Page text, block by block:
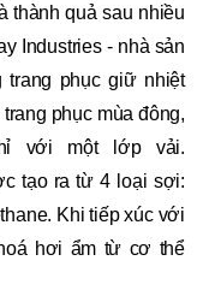
thành quả sau nhiều
Industries - nhà sản
phục giữ nhiệt
phục mùa đông,
với một lớp vải.
tạo ra từ 4 loại sợi:
Khi tiếp xúc với
hơi ẩm từ cơ thể